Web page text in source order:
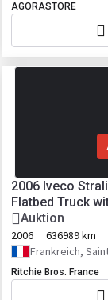
AGORASTORE
2006 Iveco
Flatbed Truck
Auktion
2006
636989 km
Frankreich,
Ritchie Bros. France